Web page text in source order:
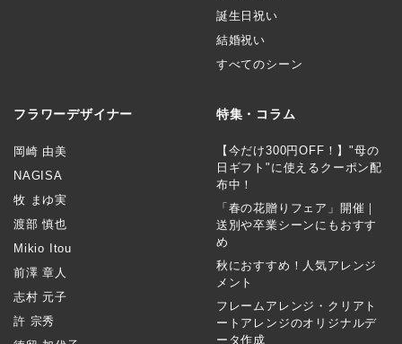
誕生日祝い
結婚祝い
すべてのシーン
フラワーデザイナー
岡崎 由美
NAGISA
牧 まゆ実
渡部 慎也
Mikio Itou
前澤 章人
志村 元子
許 宗秀
特集・コラム
【今だけ300円OFF！】"母の
日ギフト"に使えるクーポン配
布中！
「春の花贈りフェア」開催｜
送別や卒業シーンにもおすす
め
秋におすすめ！人気アレンジ
メント
フレームアレンジ・クリアト
ートアレンジのオリジナルデ
ータ作成